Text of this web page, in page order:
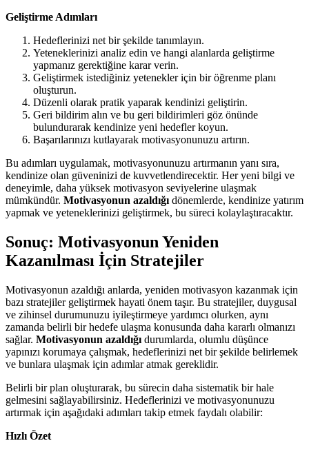
Geliştirme Adımları
Hedeflerinizi net bir şekilde tanımlayın.
Yeteneklerinizi analiz edin ve hangi alanlarda geliştirme
yapmanız gerektiğine karar verin.
Geliştirmek istediğiniz yetenekler için bir öğrenme planı
oluşturun.
Düzenli olarak pratik yaparak kendinizi geliştirin.
Geri bildirim alın ve bu geri bildirimleri göz önünde
bulundurarak kendinize yeni hedefler koyun.
Başarılarınızı kutlayarak motivasyonunuzu artırın.
Bu adımları uygulamak, motivasyonunuzu artırmanın yanı sıra,
kendinize olan güveninizi de kuvvetlendirecektir. Her yeni bilgi ve
deneyimle, daha yüksek motivasyon seviyelerine ulaşmak
mümkündür. Motivasyonun azaldığı dönemlerde, kendinize yatırım
yapmak ve yeteneklerinizi geliştirmek, bu süreci kolaylaştıracaktır.
Sonuç: Motivasyonun Yeniden
Kazanılması İçin Stratejiler
Motivasyonun azaldığı anlarda, yeniden motivasyon kazanmak için
bazı stratejiler geliştirmek hayati önem taşır. Bu stratejiler, duygusal
ve zihinsel durumunuzu iyileştirmeye yardımcı olurken, aynı
zamanda belirli bir hedefe ulaşma konusunda daha kararlı olmanızı
sağlar. Motivasyonun azaldığı durumlarda, olumlu düşünce
yapınızı korumaya çalışmak, hedeflerinizi net bir şekilde belirlemek
ve bunlara ulaşmak için adımlar atmak gereklidir.
Belirli bir plan oluşturarak, bu sürecin daha sistematik bir hale
gelmesini sağlayabilirsiniz. Hedeflerinizi ve motivasyonunuzu
artırmak için aşağıdaki adımları takip etmek faydalı olabilir:
Hızlı Özet